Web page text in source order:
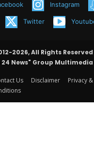
Instagram
Twitter
2026, All Rights
News" Group
Us Disclaimer
Privacy